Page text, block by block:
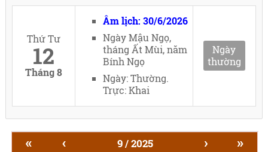
Thứ Tư
12
Tháng 8
Âm lịch: 30/6/2026
Ngày Mậu Ngọ,
tháng Ất Mùi, năm
Bính Ngọ
Ngày: Thường.
Trực: Khai
Ngày
thường
« ‹ 9 / 2025 › »